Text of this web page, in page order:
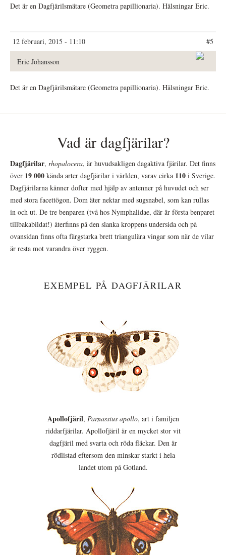
Det är en Dagfjärilsmätare (Geometra papillionaria). Hälsningar Eric.
12 februari, 2015 - 11:10 #5
Eric Johansson
Det är en Dagfjärilsmätare (Geometra papillionaria). Hälsningar Eric.
Vad är dagfjärilar?
Dagfjärilar, rhopalocera, är huvudsakligen dagaktiva fjärilar. Det finns
över 19 000 kända arter dagfjärilar i världen, varav cirka 110 i Sverige.
Dagfjärilarna känner dofter med hjälp av antenner på huvudet och ser
med stora facettögon. Dom äter nektar med sugsnabel, som kan rullas
in och ut. De tre benparen (två hos Nymphalidae, där är första benparet
tillbakabildat!) återfinns på den slanka kroppens undersida och på
ovansidan finns ofta färgstarka brett triangulära vingar som när de vilar
är resta mot varandra över ryggen.
EXEMPEL PÅ DAGFJÄRILAR
Apollofjäril, Parnassius apollo, art i familjen
riddarfjärilar. Apollofjäril är en mycket stor vit
dagfjäril med svarta och röda fläckar. Den är
rödlistad eftersom den minskar starkt i hela
landet utom på Gotland.